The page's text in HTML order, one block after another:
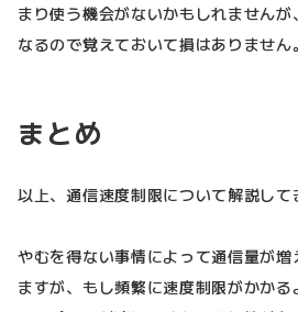
まり使う機会がないかもしれません
なるので覚えておいて損はありません。
まとめ
以上、通信速度制限について解説して
やむを得ない事情によって通信量が
ますが、もし頻繁に速度制限がかか